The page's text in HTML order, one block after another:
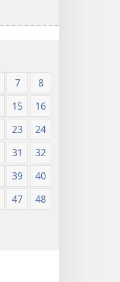
7
8
15
16
23
24
31
32
39
40
47
48